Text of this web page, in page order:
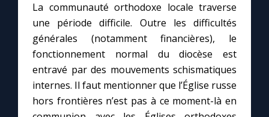
La communauté orthodoxe locale traverse
une période difficile. Outre les difficultés
générales (notamment financières), le
fonctionnement normal du diocèse est
entravé par des mouvements schismatiques
internes. Il faut mentionner que l’Église russe
hors frontières n’est pas à ce moment-là en